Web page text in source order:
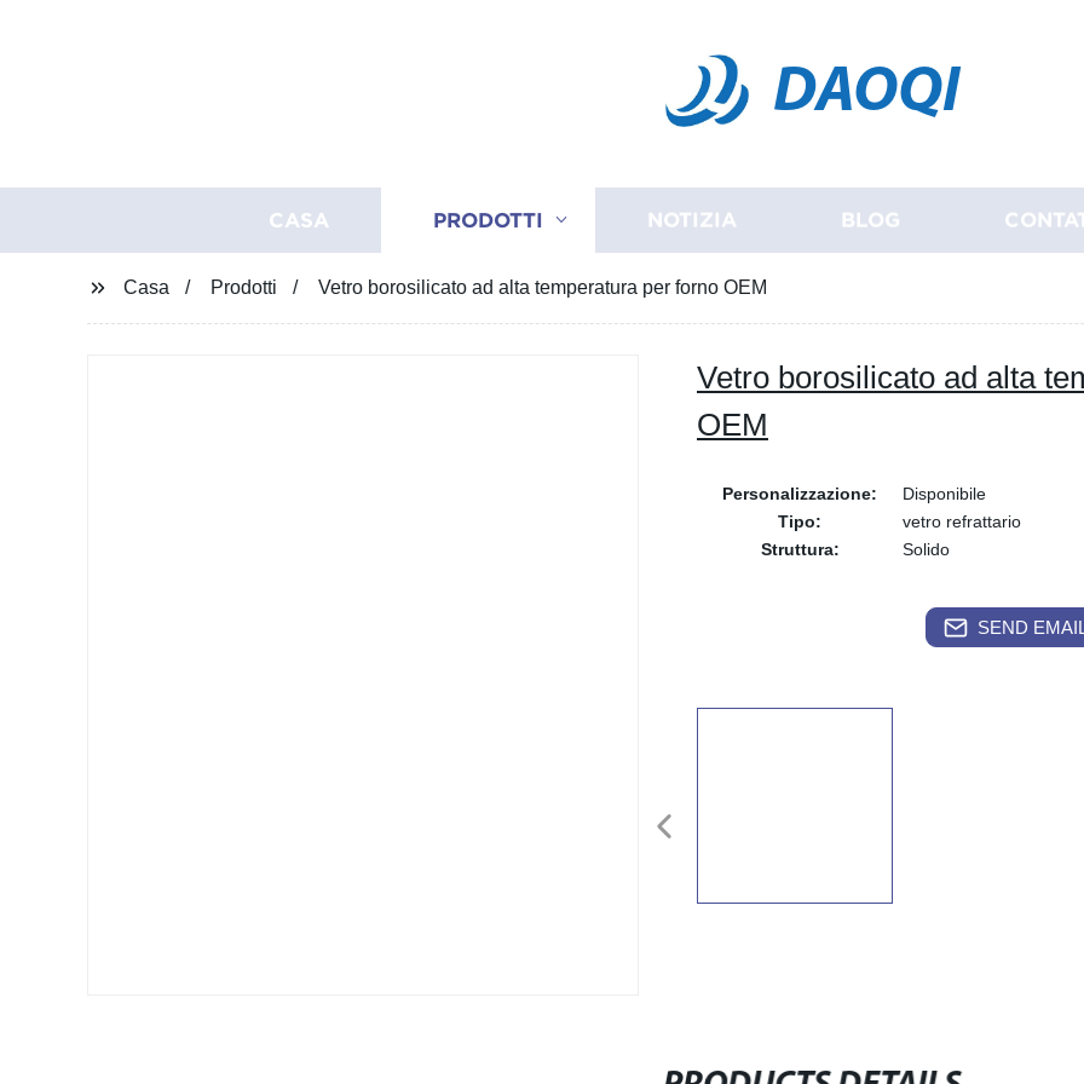
DAOQI
CASA PRODOTTI NOTIZIA BLOG
Casa Prodotti Vetro borosilicato ad alta temperatura per forno OEM
Vetro borosilicato ad alta
OEM
Personalizzazione:
Disponibile
Tipo:
vetro refrattario
Struttura:
Solido
SEND